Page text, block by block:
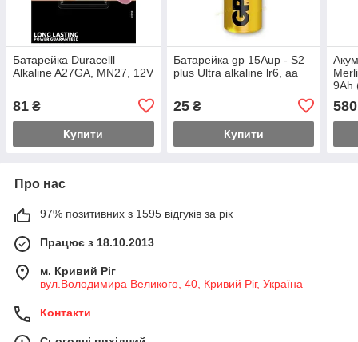
Батарейка Duracelll
Alkaline A27GA, MN27, 12V
81 ₴
Купити
Батарейка gp 15Aup - S2
plus Ultra alkaline lr6, aa
25₴
Купити
9Ah
580
Про нас
97% позитивних з 1595 відгуків за рік
Працює з 18.10.2013
м. Кривий Ріг
вул.Володимира Великого, 40, Кривий Ріг, Україна
Контакти